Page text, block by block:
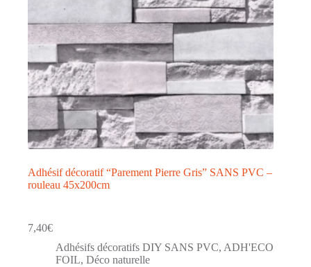
Adhésif décoratif “Parement Pierre Gris” SANS PVC –
rouleau 45x200cm
7,40€
Adhésifs décoratifs DIY SANS PVC, ADH'ECO
FOIL, Déco naturelle